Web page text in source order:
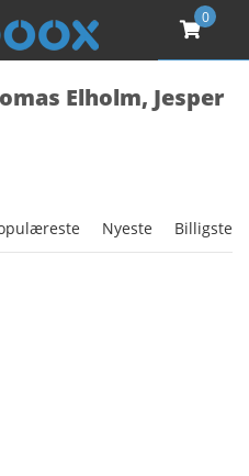
0
Elholm, Jesper
Nyeste Billigste